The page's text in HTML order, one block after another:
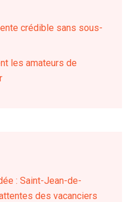
crédible sans sous-
les amateurs de
: Saint-Jean-de-
des vacanciers